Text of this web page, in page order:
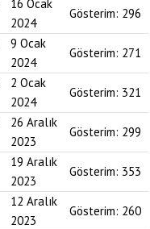
16 Ocak
2024
Gösterim: 296
9 Ocak
2024
Gösterim: 271
2 Ocak
2024
Gösterim: 321
26 Aralık
2023
Gösterim: 299
19 Aralık
2023
Gösterim: 353
12 Aralık
2023
Gösterim: 260